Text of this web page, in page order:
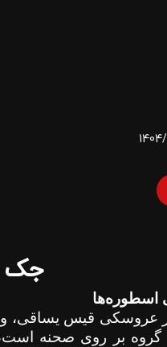
جک
اسطوره‌ها
عروسکی قیس یساقی، و
بر روی صحنه